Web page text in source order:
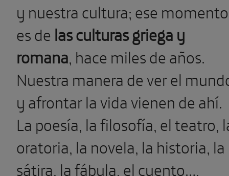
y nuestra cultura; ese momento
es de las culturas griega y
romana, hace miles de años.
Nuestra manera de ver el
y afrontar la vida vienen de ahí.
La poesía, la filosofía, el teatro,
oratoria, la novela, la historia, la
sátira, la fábula, el cuento…,